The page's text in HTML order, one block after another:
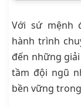
Với sứ mệnh
hành trình
đến những
tầm đội ngũ
bền vững